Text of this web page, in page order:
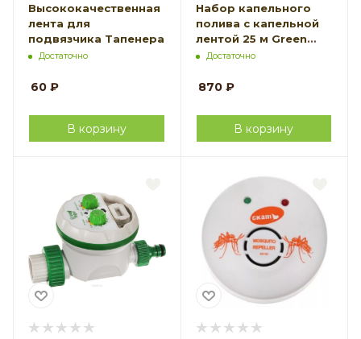
Высококачественная
лента для
подвязчика Тапенера
Достаточно
60 ₽
В корзину
Набор капельного
полива с капельной
лентой 25 м Green
Helper GN-001N
Достаточно
870₽
В корзину